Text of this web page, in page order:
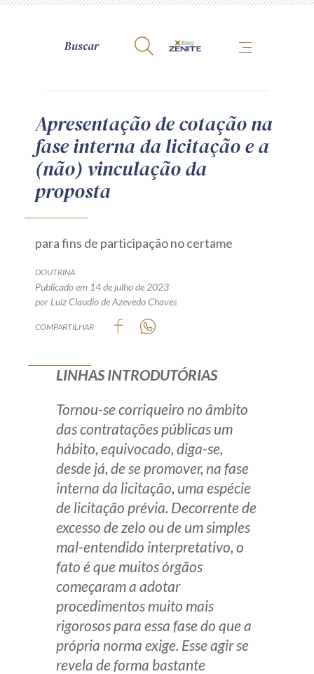
A Zênite
Como publicar conosco
Site da Zênite
Produtos e serviços
Zênite Fácil IA
Orientação por Escrito
Mentoria Zênite
Capacitação
Zênite Online
Eventos presenciais
Zênite in Company
Diferenciais
Receba por RSS
Apresentação de cotação na
fase interna da licitação e a
(não) vinculação da
proposta
para fins de participação no certame
DOUTRINA
Publicado em 14 de julho de 2023
por Luiz Claudio de Azevedo Chaves
COMPARTILHAR
LINHAS INTRODUTÓRIAS
Tornou-se corriqueiro no âmbito
das contratações públicas um
hábito, equivocado, diga-se,
desde já, de se promover, na fase
interna da licitação, uma espécie
de licitação prévia. Decorrente de
excesso de zelo ou de um simples
mal-entendido interpretativo, o
fato é que muitos órgãos
começaram a adotar
procedimentos muito mais
rigorosos para essa fase do que a
própria norma exige. Esse agir se
revela de forma bastante